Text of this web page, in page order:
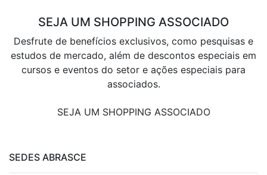
SEJA UM SHOPPING ASSOCIADO
Desfrute de benefícios exclusivos, como pesquisas e
estudos de mercado, além de descontos especiais em
cursos e eventos do setor e ações especiais para
associados.
SEJA UM SHOPPING ASSOCIADO
SEDES ABRASCE